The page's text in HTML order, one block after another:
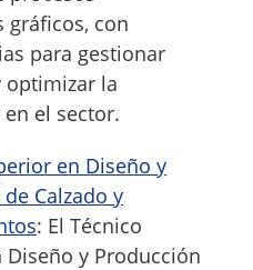
gráficos, con
para gestionar
optimizar la
el sector.
en Diseño y
Calzado y
: El Técnico
Diseño y Producción